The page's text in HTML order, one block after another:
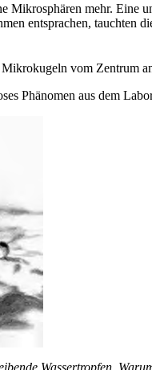
mehr. Eine
entsprachen,
vom Zentrum
Phänomen aus dem